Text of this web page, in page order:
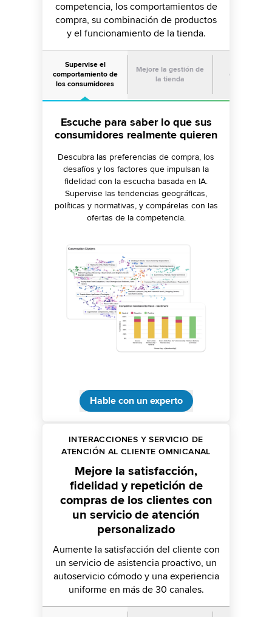
competencia, los comportamientos de
compra, su combinación de productos
y el funcionamiento de la tienda.
Supervise el
comportamiento de
los consumidores
Mejore la gestión de
la tienda
Escuche para saber lo que sus
consumidores realmente quieren
Descubra las preferencias de compra, los
desafíos y los factores que impulsan la
fidelidad con la escucha basada en IA.
Supervise las tendencias geográficas,
políticas y normativas, y compárelas con las
ofertas de la competencia.
Detecte información sobre los
productos y la experiencia en el
Clasifique sus tiendas según los parámetros
clave de experiencia del cliente, aumente la
CSAT con el descubrimiento de problemas
en el nivel de tienda y ayude a los
responsables de la tienda a realizar
Transforme las reseñas de los
clientes en nuevas oportunidades
Identifique deficiencias en las líneas de
productos y determine los planes de I+D,
expansión y caducidad mediante la
combinación de datos públicos y propios.
Hable con un experto
INTERACCIONES Y SERVICIO DE
ATENCIÓN AL CLIENTE OMNICANAL
Mejore la satisfacción,
fidelidad y repetición de
compras de los clientes con
un servicio de atención
personalizado
Aumente la satisfacción del cliente con
un servicio de asistencia proactivo, un
autoservicio cómodo y una experiencia
uniforme en más de 30 canales.